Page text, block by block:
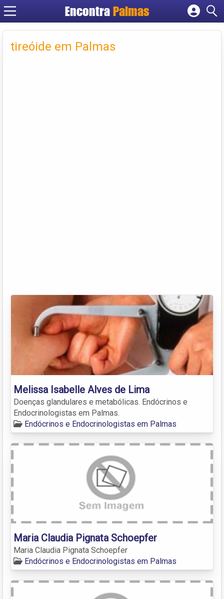
Encontra Palmas
Cadastrar empresa
Criar conta
tireóide em Palmas
Melissa Isabelle Alves de Lima
Doenças glandulares e metabólicas. Endócrinos e
Endocrinologistas em Palmas.
Endócrinos e Endocrinologistas em Palmas
Maria Claudia Pignata Schoepfer
Maria Claudia Pignata Schoepfer
Endócrinos e Endocrinologistas em Palmas